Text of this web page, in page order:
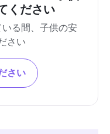
ください
る間、子供の安
さい
さい